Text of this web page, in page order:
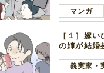
好きの男の
マンガ
［１］嫁
の姉が結婚
義実家・